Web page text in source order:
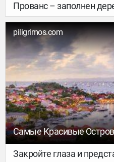
Прованс – заполнен
городками со славным
встретить и церкви,
мастерами, и
королевские дворцы.
очень сложно
транспорте, поэтому
автомобиле. В
основательно подумать
передвижения либо
который в этой части
неожиданно популярным
путешествовать.
piligrimos.com
Самые Красивые
Закройте глаза и